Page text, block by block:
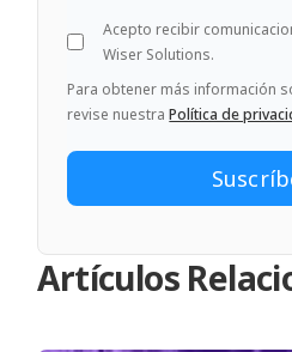
Acepto recibir
Wiser Solutions.
Para obtener más información
revise nuestraPolítica de
Artículos